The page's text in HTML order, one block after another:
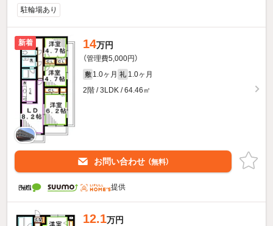
駐輪場あり
新着 14万円
（管理費5,000円）
敷 1.0ヶ月 礼 1.0ヶ月
2階 / 3LDK / 64.46㎡
お問い合わせ （無料）
提供
12.1万円